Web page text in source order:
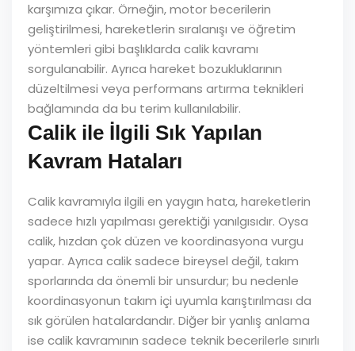
karşımıza çıkar. Örneğin, motor becerilerin
geliştirilmesi, hareketlerin sıralanışı ve öğretim
yöntemleri gibi başlıklarda calik kavramı
sorgulanabilir. Ayrıca hareket bozukluklarının
düzeltilmesi veya performans artırma teknikleri
bağlamında da bu terim kullanılabilir.
Calik ile İlgili Sık Yapılan
Kavram Hataları
Calik kavramıyla ilgili en yaygın hata, hareketlerin
sadece hızlı yapılması gerektiği yanılgısıdır. Oysa
calik, hızdan çok düzen ve koordinasyona vurgu
yapar. Ayrıca calik sadece bireysel değil, takım
sporlarında da önemli bir unsurdur; bu nedenle
koordinasyonun takım içi uyumla karıştırılması da
sık görülen hatalardandır. Diğer bir yanlış anlama
ise calik kavramının sadece teknik becerilerle sınırlı